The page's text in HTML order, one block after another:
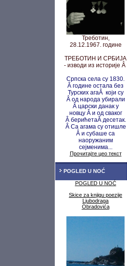
Треботин,
28.12.1967. године
ТРЕБОТИН И СРБИЈА
- изводи из историје Â
Српска села су 1830.
Â године остала без
Турских агаÂ који су
Â од народа убирали
Â царски данак у
новцу Â и од сваког
Â берићетаÂ десетак.
Â Са агама су отишле
Â и субаше са
наоружаним
сејменима...
Прочитајте цео текст
POGLED U NOĆ
POGLED U NOĆ
Skice za knjigu poezije
Ljubodraga
Obradovića